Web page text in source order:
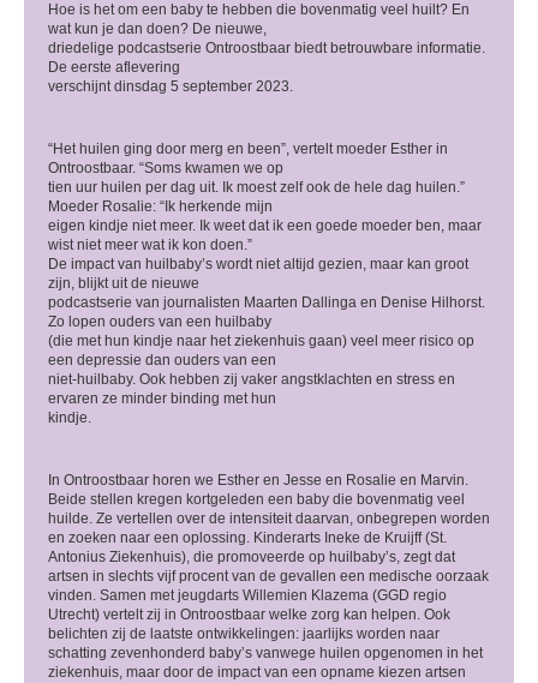
Hoe is het om een baby te hebben die bovenmatig veel huilt? En
wat kun je dan doen? De nieuwe,
driedelige podcastserie Ontroostbaar biedt betrouwbare informatie.
De eerste aflevering
verschijnt dinsdag 5 september 2023.
“Het huilen ging door merg en been”, vertelt moeder Esther in
Ontroostbaar. “Soms kwamen we op
tien uur huilen per dag uit. Ik moest zelf ook de hele dag huilen.”
Moeder Rosalie: “Ik herkende mijn
eigen kindje niet meer. Ik weet dat ik een goede moeder ben, maar
wist niet meer wat ik kon doen.”
De impact van huilbaby’s wordt niet altijd gezien, maar kan groot
zijn, blijkt uit de nieuwe
podcastserie van journalisten Maarten Dallinga en Denise Hilhorst.
Zo lopen ouders van een huilbaby
(die met hun kindje naar het ziekenhuis gaan) veel meer risico op
een depressie dan ouders van een
niet-huilbaby. Ook hebben zij vaker angstklachten en stress en
ervaren ze minder binding met hun
kindje.
In Ontroostbaar horen we Esther en Jesse en Rosalie en Marvin.
Beide stellen kregen kortgeleden een baby die bovenmatig veel
huilde. Ze vertellen over de intensiteit daarvan, onbegrepen worden
en zoeken naar een oplossing. Kinderarts Ineke de Kruijff (St.
Antonius Ziekenhuis), die promoveerde op huilbaby’s, zegt dat
artsen in slechts vijf procent van de gevallen een medische oorzaak
vinden. Samen met jeugdarts Willemien Klazema (GGD regio
Utrecht) vertelt zij in Ontroostbaar welke zorg kan helpen. Ook
belichten zij de laatste ontwikkelingen: jaarlijks worden naar
schatting zevenhonderd baby’s vanwege huilen opgenomen in het
ziekenhuis, maar door de impact van een opname kiezen artsen